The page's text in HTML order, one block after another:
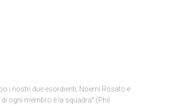
i nostri due esordienti, Noemi Rosato e
ogni membro è la squadra” (Phil